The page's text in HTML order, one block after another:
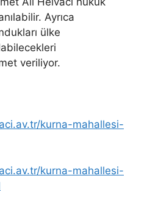
Ayrıca
ülke
veriliyor.
kurna-mahallesi-
kurna-mahallesi-